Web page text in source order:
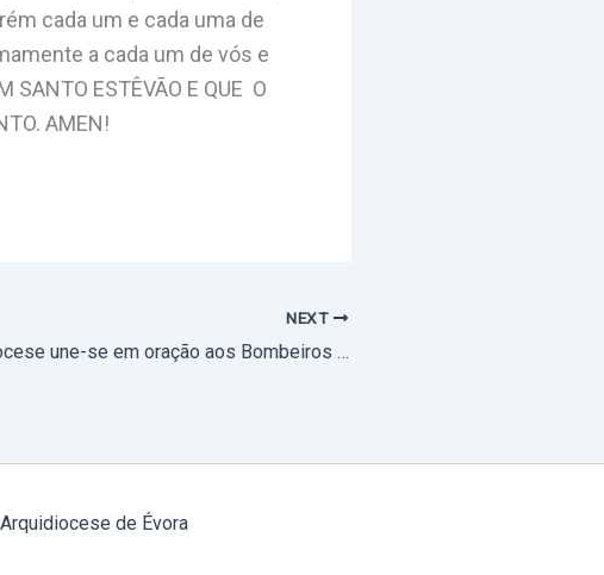
cada um e cada uma de
a cada um de vós e
SANTO ESTÊVÃO E QUE O
AMEN!
NEXT
Arquidiocese une-se em oração aos Bombeiros de Campo Maior que neste sábado perderam dois operacionais
de Évora